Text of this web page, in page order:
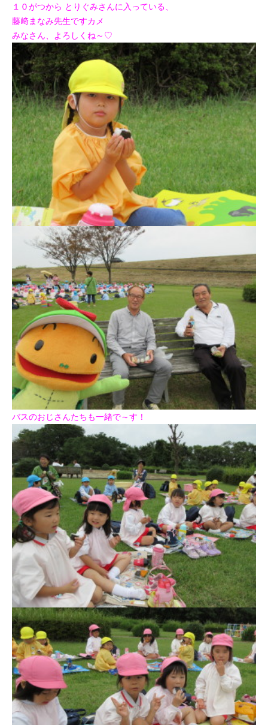
１０がつから とりぐみさんに入っている、
藤﨑まなみ先生ですカメ
みなさん、よろしくね～♡
バスのおじさんたちも一緒で～す！